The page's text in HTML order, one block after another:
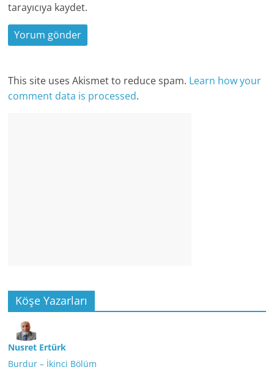
tarayıcıya kaydet.
This site uses Akismet to reduce spam. Learn how your
comment data is processed.
Köşe Yazarları
Nusret Ertürk
Burdur – İkinci Bölüm